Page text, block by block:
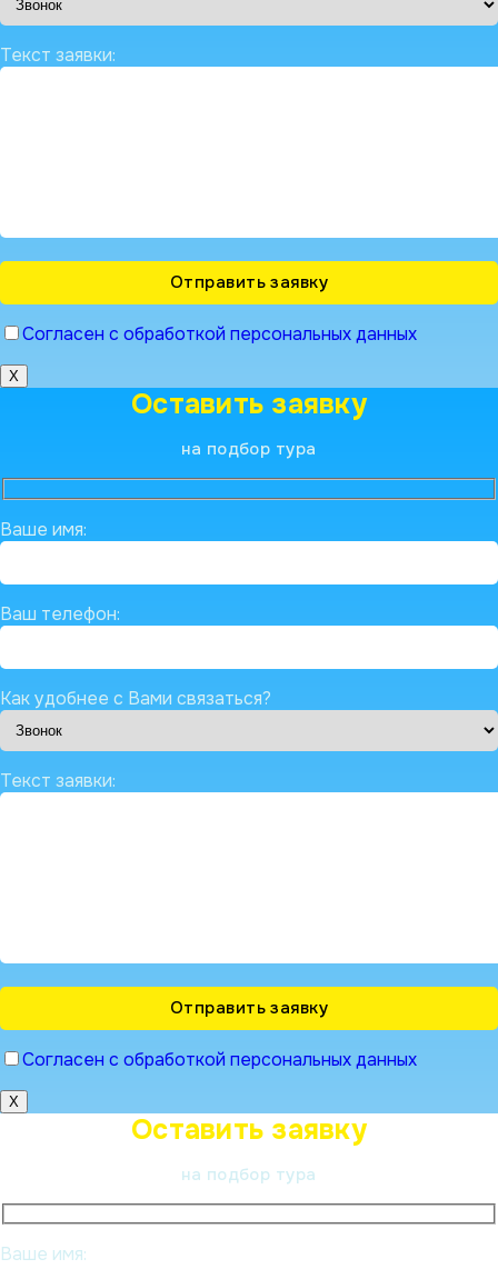
Текст заявки:
Согласен с обработкой персональных данных
X
Оставить заявку
на подбор тура
Ваше имя:
Ваш телефон:
Как удобнее с Вами связаться?
Текст заявки:
Согласен с обработкой персональных данных
X
Оставить заявку
на подбор тура
Ваше имя: